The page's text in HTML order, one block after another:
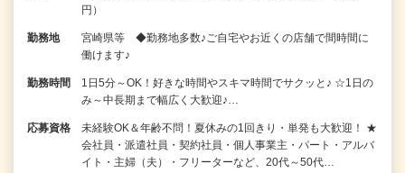
円）
勤務地
宮崎県等 ◆勤務地多数♪ご自宅やお近くの店舗で間時間に
働けます♪
勤務時間
1日5分～OK！好きな時間やスキマ時間でサクッと♪ ☆1日の
み～中長期まで幅広く大歓迎♪…
応募資格
未経験OK＆年齢不問！夏休みの1回きり・単発も大歓迎！ ★
会社員・派遣社員・契約社員・個人事業主・パート・アルバ
イト・主婦（夫）・フリーターなど、20代～50代…